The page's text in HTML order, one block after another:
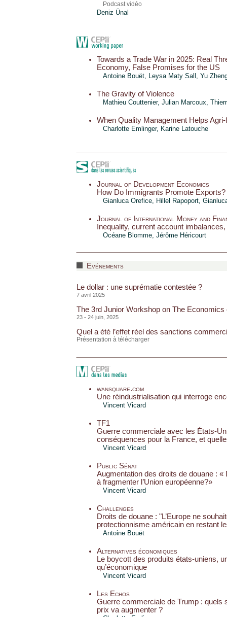
Podcast vidéo
Deniz Ünal
Towards a Trade War in 2025: Real
Economy, False Promises for the US
Antoine Bouët, Leysa Maty Sall, Yu
The Gravity of Violence
Mathieu Couttenier, Julian Marcoux,
When Quality Management Helps
Charlotte Emlinger, Karine Latouche
Journal of Development Economics
How Do Immigrants Promote Exports?
Gianluca Orefice, Hillel Rapoport,
Journal of International Money and
Inequality, current account
Océane Blomme, Jérôme Héricourt
Evénements
Le dollar : une suprématie contestée ?
7 avril 2025
The 3rd Junior Workshop on The Economics
23 - 24 juin, 2025
Quel a été l’effet réel des sanctions
Présentation à télécharger
wansquare.com
Une réindustrialisation qui interroge
Vincent Vicard
TF1
Guerre commerciale avec les États-
conséquences pour la France, et
Vincent Vicard
Public Sénat
Augmentation des droits de douane : «
à fragmenter l’Union européenne?»
Vincent Vicard
Challenges
Droits de douane : "L’Europe ne
protectionnisme américain en restant
Antoine Bouët
Alternatives économiques
Le boycott des produits états-uniens,
qu’économique
Vincent Vicard
Les Echos
Guerre commerciale de Trump : quels
prix va augmenter ?